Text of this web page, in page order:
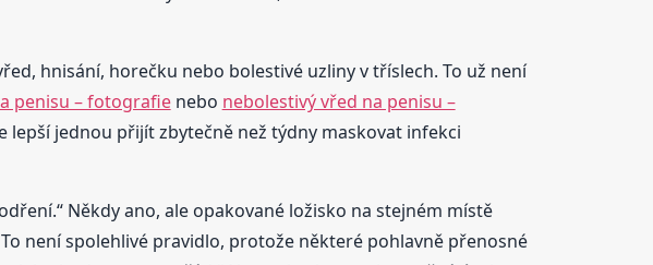
hnisání, horečku nebo bolestivé uzliny v tříslech. To už není
penisu – fotografienebo nebolestivý vřed na penisu –
jednou přijít zbytečně než týdny maskovat infekci
Někdy ano, ale opakované ložisko na stejném místě
není spolehlivé pravidlo, protože některé pohlavně přenosné